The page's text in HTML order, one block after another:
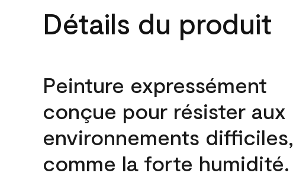
Détails du produit
Peinture expressément
conçue pour résister aux
environnements difficiles,
comme la forte humidité.